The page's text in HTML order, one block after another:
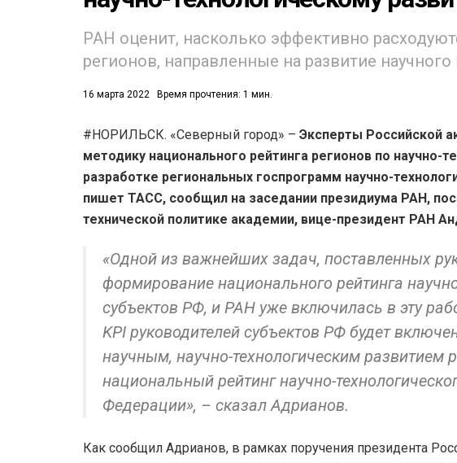
РАН оценит, насколько эффективно
регионов, направленные на развитие научного
16 марта 2022 Время прочтения: 1 мин.
#НОРИЛЬСК. «Северный город» – Эксперты Российской
методику национального рейтинга регионов по научно-
разработке региональных госпрограмм научно-
пишет ТАСС, сообщил на заседании президиума РАН,
технической политике академии, вице-президент РАН
«Одной из важнейших задач, поставленных
формирование национального рейтинга
субъектов РФ, и РАН уже включилась в эту
KPI руководителей субъектов РФ будет
научным, научно-технологическим развитием
национальный рейтинг научно-
Федерации», – сказал Адрианов.
Как сообщил Адрианов, в рамках поручения президента